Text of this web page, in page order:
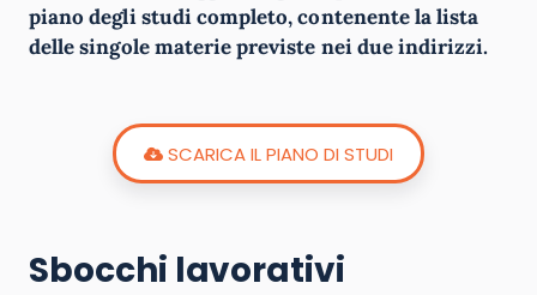
piano degli studi completo, contenente la lista
delle singole materie previste nei due indirizzi.
SCARICA IL PIANO DI STUDI
Sbocchi lavorativi